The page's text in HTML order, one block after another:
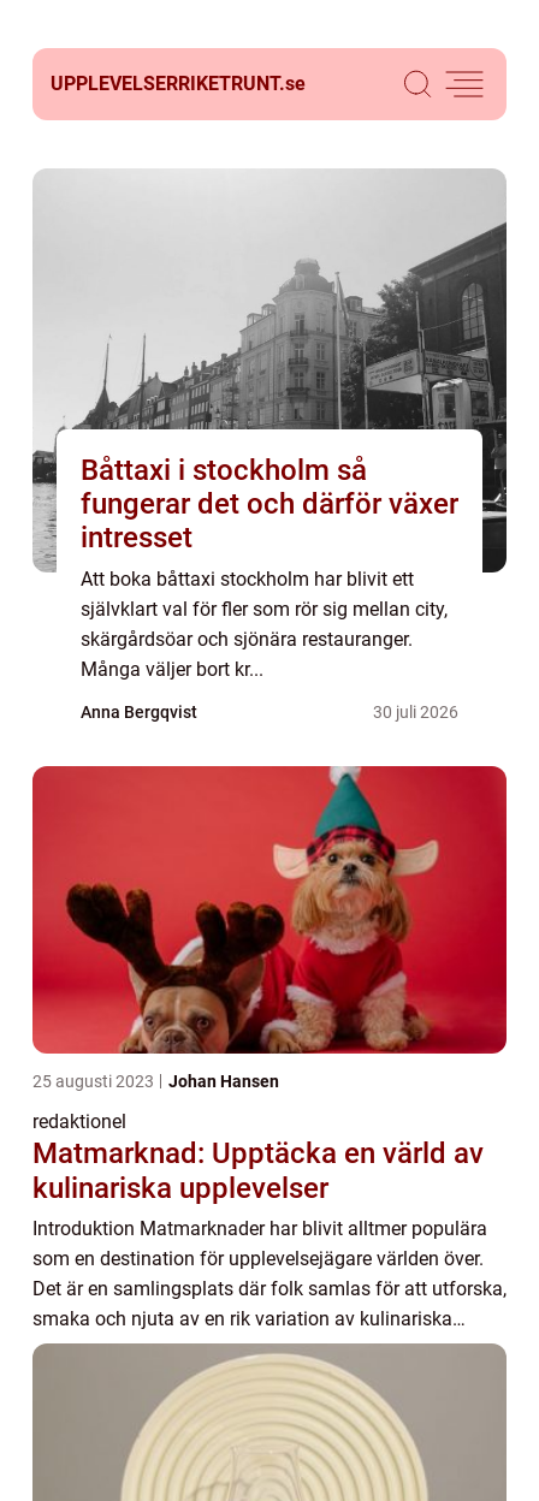
UPPLEVELSERRIKETRUNT.se
Båttaxi i stockholm så
fungerar det och därför växer
intresset
Att boka båttaxi stockholm har blivit ett
självklart val för fler som rör sig mellan city,
skärgårdsöar och sjönära restauranger.
Många väljer bort kr...
Anna Bergqvist 30 juli 2026
25 augusti 2023 Johan Hansen
redaktionel
Matmarknad: Upptäcka en värld av
kulinariska upplevelser
Introduktion Matmarknader har blivit alltmer populära
som en destination för upplevelsejägare världen över.
Det är en samlingsplats där folk samlas för att utforska,
smaka och njuta av en rik variation av kulinariska
erbjudanden. I denna artikel komm...